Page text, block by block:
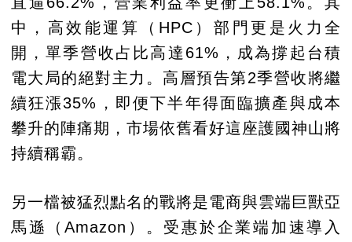
中，高效能運算（HPC）部門更是火力全
開，單季營收占比高達61%，成為撐起台積
電大局的絕對主力。高層預告第2季營收將繼
續狂漲35%，即便下半年得面臨擴產與成本
攀升的陣痛期，市場依舊看好這座護國神山將
持續稱霸。
另一檔被猛烈點名的戰將是電商與雲端巨獸亞
馬遜（Amazon）。受惠於企業端加速導入